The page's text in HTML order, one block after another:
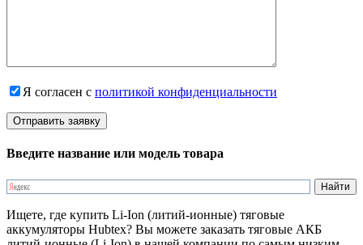
Я согласен с политикой конфиденциальности
Введите название или модель товара
Ищете, где купить Li-Ion (литий-ионные) тяговые
аккумуляторы Hubtex? Вы можете заказать тяговые АКБ